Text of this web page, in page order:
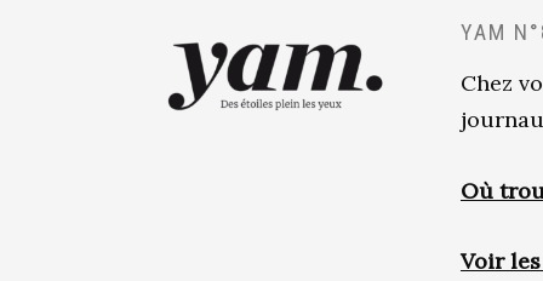
YAM
Chez
Où
Voir